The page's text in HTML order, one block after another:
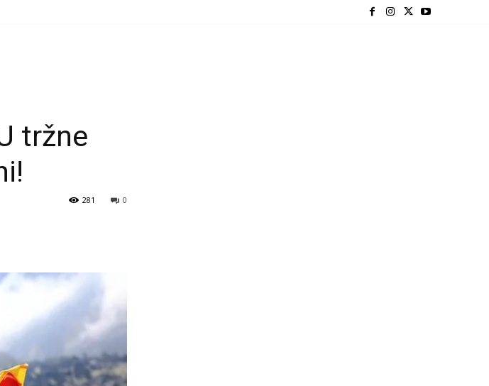
tržne
0
281